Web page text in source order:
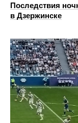
Последствия
в Дзержинске